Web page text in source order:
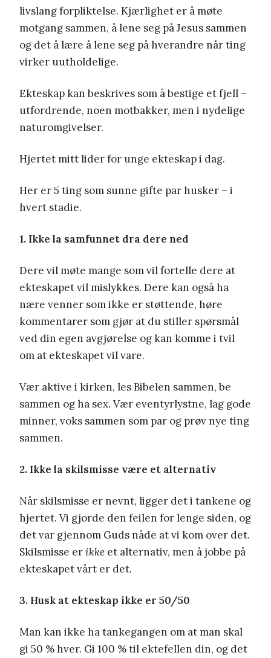
livslang forpliktelse. Kjærlighet er å møte
motgang sammen, å lene seg på Jesus sammen
og det å lære å lene seg på hverandre når ting
virker uutholdelige.
Ekteskap kan beskrives som å bestige et fjell –
utfordrende, noen motbakker, men i nydelige
naturomgivelser.
Hjertet mitt lider for unge ekteskap i dag.
Her er 5 ting som sunne gifte par husker – i
hvert stadie.
1. Ikke la samfunnet dra dere ned
Dere vil møte mange som vil fortelle dere at
ekteskapet vil mislykkes. Dere kan også ha
nære venner som ikke er støttende, høre
kommentarer som gjør at du stiller spørsmål
ved din egen avgjørelse og kan komme i tvil
om at ekteskapet vil vare.
Vær aktive i kirken, les Bibelen sammen, be
sammen og ha sex. Vær eventyrlystne, lag gode
minner, voks sammen som par og prøv nye ting
sammen.
2. Ikke la skilsmisse være et alternativ
Når skilsmisse er nevnt, ligger det i tankene og
hjertet. Vi gjorde den feilen for lenge siden, og
det var gjennom Guds nåde at vi kom over det.
Skilsmisse erikke et alternativ, men å jobbe på
ekteskapet vårt er det.
3. Husk at ekteskap ikke er 50/50
Man kan ikke ha tankegangen om at man skal
gi 50 % hver. Gi 100 % til ektefellen din, og det